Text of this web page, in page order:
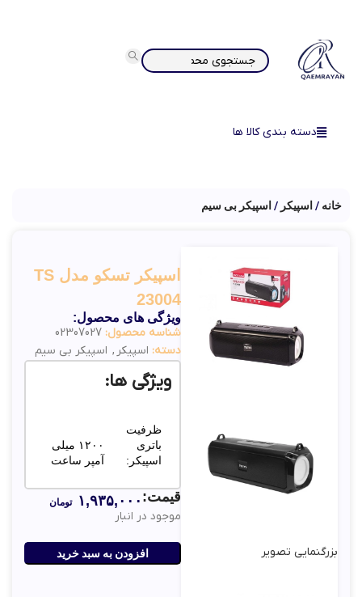
دسته بندی کالا ها
خانه اسپیکر اسپیکر بی سیم
بزرگنمایی تصویر
اسپیکر تسکو مدل TS
23004
ویژگی های محصول:
شناسه محصول: 02307027
دسته: اسپیکر , اسپیکر بی سیم
ویژگی ها:
ظرفیت
باتری
اسپیکر:
۱۲۰۰ میلی
آمپر ساعت
مدت
پخش:
موجود در انبار
افزودن به سبد خرید
قیمت: ۱,۹۳۵,۰۰۰ تومان